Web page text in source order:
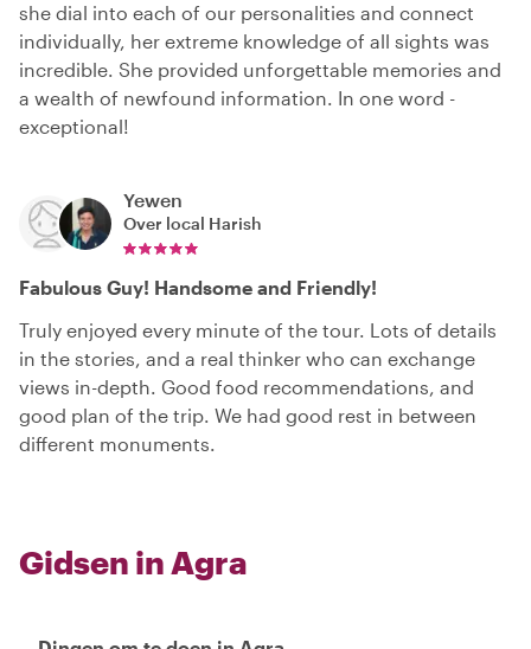
she dial into each of our personalities and connect
individually, her extreme knowledge of all sights was
incredible. She provided unforgettable memories and
a wealth of newfound information. In one word -
exceptional!
Yewen
Over local Harish
Fabulous Guy! Handsome and Friendly!
Truly enjoyed every minute of the tour. Lots of details
in the stories, and a real thinker who can exchange
views in-depth. Good food recommendations, and
good plan of the trip. We had good rest in between
different monuments.
Gidsen in Agra